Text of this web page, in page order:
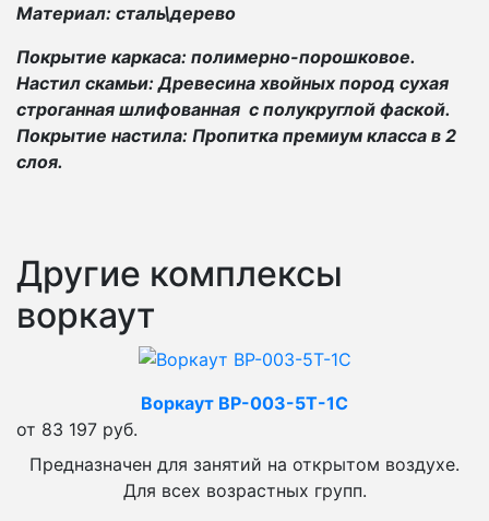
Материал: сталь\дерево
Покрытие каркаса: полимерно-порошковое.
Настил скамьи: Древесина хвойных пород сухая
строганная шлифованная с полукруглой фаской.
Покрытие настила: Пропитка премиум класса в 2
слоя.
Другие комплексы
воркаут
Воркаут ВР-003-5Т-1С
от 83 197 руб.
Предназначен для занятий на открытом воздухе.
Для всех возрастных групп.